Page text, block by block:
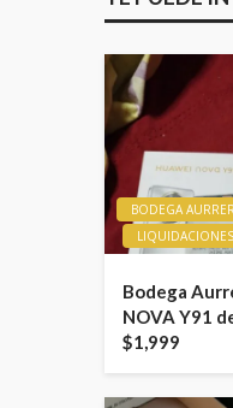
BODEGA
LIQUIDACIONES
Bodega
NOVA Y91
$1,999